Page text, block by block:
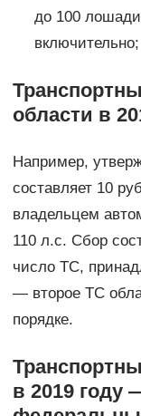
до 100
включительно;
области в
Например,
составляет 10
владельцем
110 л.с. Сбор
число ТС,
— второе ТС
порядке.
в 2019 году